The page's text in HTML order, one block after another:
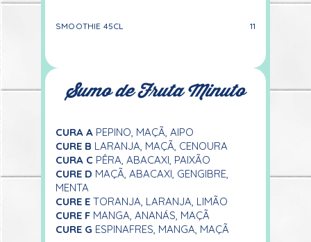
SMOOTHIE 45CL 11
Sumo de Fruta Minuto
CURA A PEPINO, MAÇÃ, AIPO
CURE B LARANJA, MAÇÃ, CENOURA
CURA C PÊRA, ABACAXI, PAIXÃO
CURE D MAÇÃ, ABACAXI, GENGIBRE,
MENTA
CURE E TORANJA, LARANJA, LIMÃO
CURE F MANGA, ANANÁS, MAÇÃ
CURE G ESPINAFRES, MANGA, MAÇÃ